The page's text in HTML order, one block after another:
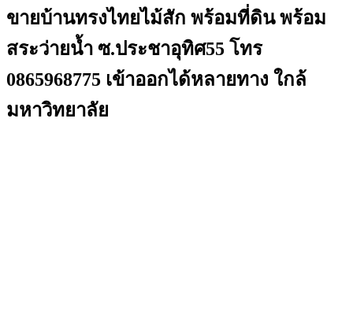
ขายบ้านทรงไทยไม้สัก พร้อมที่ดิน พร้อม
สระว่ายน้ำ ซ.ประชาอุทิศ55 โทร
0865968775 เข้าออกได้หลายทาง ใกล้
มหาวิทยาลัย